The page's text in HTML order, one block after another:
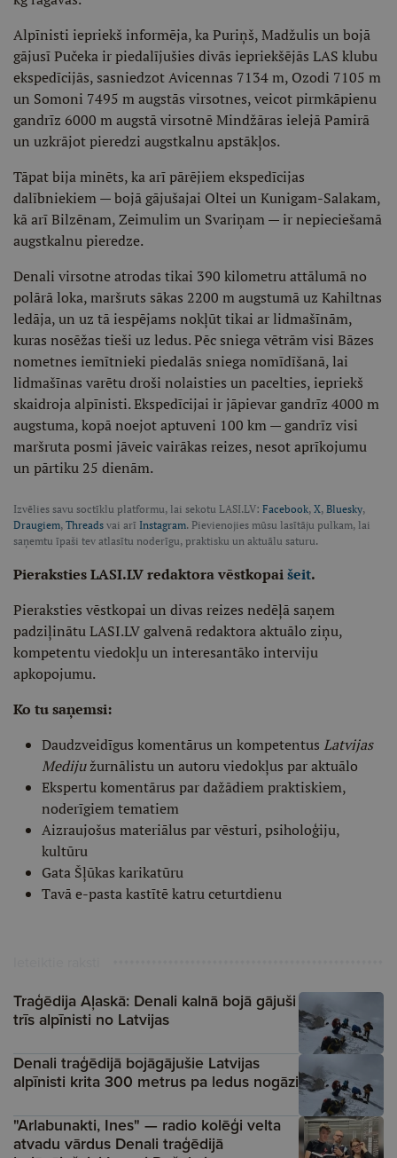
Alpīnisti iepriekš informēja, ka Puriņš, Madžulis un bojā
gājusī Pučeka ir piedalījušies divās iepriekšējās LAS klubu
ekspedīcijās, sasniedzot Avicennas 7134 m, Ozodi 7105 m
un Somoni 7495 m augstās virsotnes, veicot pirmkāpienu
gandrīz 6000 m augstā virsotnē Mindžāras ielejā Pamirā
un uzkrājot pieredzi augstkalnu apstākļos.
Tāpat bija minēts, ka arī pārējiem ekspedīcijas
dalībniekiem — bojā gājušajai Oltei un Kunigam-Salakam,
kā arī Bilzēnam, Zeimulim un Svariņam — ir nepieciešamā
augstkalnu pieredze.
Denali virsotne atrodas tikai 390 kilometru attālumā no
polārā loka, maršruts sākas 2200 m augstumā uz Kahiltnas
ledāja, un uz tā iespējams nokļūt tikai ar lidmašīnām,
kuras nosēžas tieši uz ledus. Pēc sniega vētrām visi Bāzes
nometnes iemītnieki piedalās sniega nomīdīšanā, lai
lidmašīnas varētu droši nolaisties un pacelties, iepriekš
skaidroja alpīnisti. Ekspedīcijai ir jāpievar gandrīz 4000 m
augstuma, kopā noejot aptuveni 100 km — gandrīz visi
maršruta posmi jāveic vairākas reizes, nesot aprīkojumu
un pārtiku 25 dienām.
Izvēlies savu soctīklu platformu, lai sekotu LASI.LV: Facebook, X, Bluesky,
Draugiem, Threads vai arī Instagram. Pievienojies mūsu lasītāju pulkam, lai
saņemtu īpaši tev atlasītu noderīgu, praktisku un aktuālu saturu.
Pieraksties LASI.LV redaktora vēstkopaišeit.
Pieraksties vēstkopai un divas reizes nedēļā saņem
padziļinātu LASI.LV galvenā redaktora aktuālo ziņu,
kompetentu viedokļu un interesantāko interviju
apkopojumu.
Ko tu saņemsi:
Daudzveidīgus komentārus un kompetentus Latvijas
Medijužurnālistu un autoru viedokļus par aktuālo
Ekspertu komentārus par dažādiem praktiskiem,
noderīgiem tematiem
Aizraujošus materiālus par vēsturi, psiholoģiju,
kultūru
Gata Šļūkas karikatūru
Tavā e-pasta kastītē katru ceturtdienu
Traģēdija Aļaskā: Denali kalnā bojā gājuši
trīs alpīnisti no Latvijas
Denali traģēdijā bojāgājušie Latvijas
alpīnisti krita 300 metrus pa ledus nogāzi
"Arlabunakti, Ines" — radio kolēģi velta
atvadu vārdus Denali traģēdijā